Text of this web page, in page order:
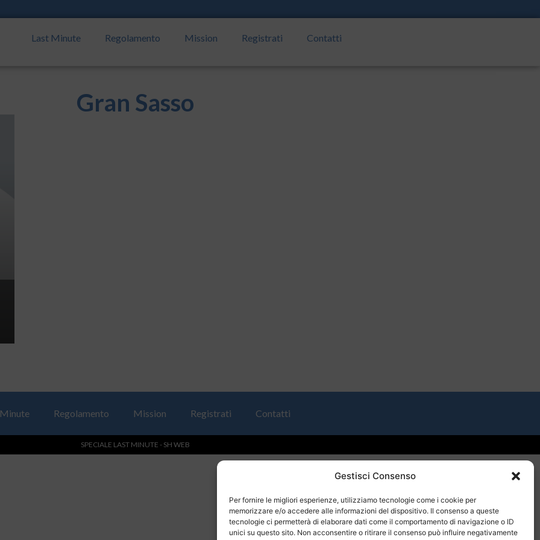
Gestisci Consenso
Per fornire le migliori esperienze, utilizziamo tecnologie come i cookie per
memorizzare e/o accedere alle informazioni del dispositivo. Il consenso a queste
tecnologie ci permetterà di elaborare dati come il comportamento di navigazione o ID
unici su questo sito. Non acconsentire o ritirare il consenso può influire negativamente
Last Minute Regolamento Mission Registrati Contatti
Gran Sasso
Regolamento Mission Registrati Contatti
SPECIALE LAST MINUTE - SH WEB